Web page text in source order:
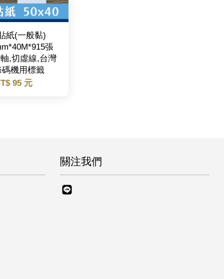
紙(一般黏)
張
,切虛線,台灣
碼機用標籤
95 元
關注我們